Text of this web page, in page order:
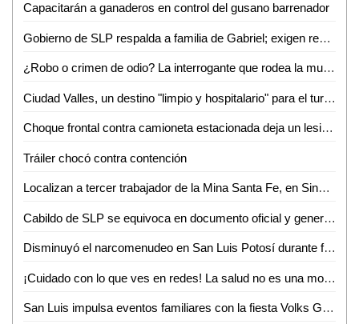
Capacitarán a ganaderos en control del gusano barrenador
Gobierno de SLP respalda a familia de Gabriel; exigen resultados a la Fiscalía de Valles
¿Robo o crimen de odio? La interrogante que rodea la muerte de Gabriel García Balleza
Ciudad Valles, un destino "limpio y hospitalario" para el turismo nacional: Ana Pelayo
Choque frontal contra camioneta estacionada deja un lesionado en la colonia Obrera
Tráiler chocó contra contención
Localizan a tercer trabajador de la Mina Santa Fe, en Sinaloa
Cabildo de SLP se equivoca en documento oficial y genera confusión en cambio de nombre de avenida
Disminuyó el narcomenudeo en San Luis Potosí durante febrero
¡Cuidado con lo que ves en redes! La salud no es una moda, advierte nutrióloga
San Luis impulsa eventos familiares con la fiesta Volks Girls